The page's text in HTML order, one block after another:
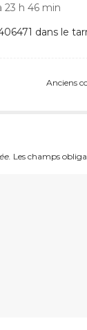
23 h 46 min
dans le
Anciens
Les champs